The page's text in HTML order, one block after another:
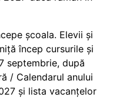
școala. Elevii și
încep cursurile și
septembrie, după
/ Calendarul anului
și lista vacanțelor